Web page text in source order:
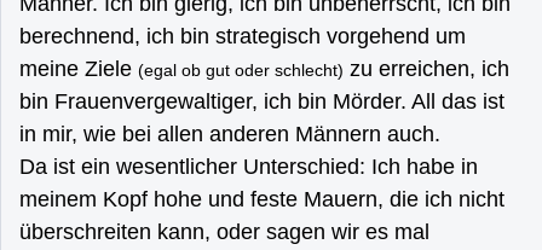
berechnend, ich bin strategisch vorgehend um
meine Ziele (egal ob gut oder schlecht) zu erreichen, ich
bin Frauenvergewaltiger, ich bin Mörder. All das ist
in mir, wie bei allen anderen Männern auch.
Da ist ein wesentlicher Unterschied: Ich habe in
meinem Kopf hohe und feste Mauern, die ich nicht
überschreiten kann, oder sagen wir es mal